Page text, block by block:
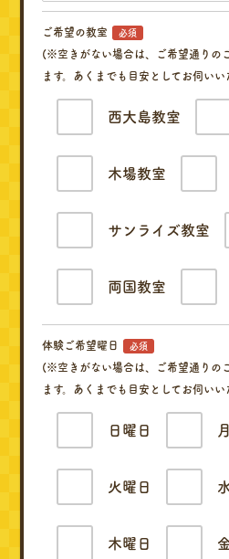
ご希望の教室 必須
(※空きがない場合は、ご希望通りの
ます。あくまでも目安としてお伺いい
西大島教室
木場教室
サンライズ教室
両国教室
体験ご希望曜日 必須
(※空きがない場合は、ご希望通りの
ます。あくまでも目安としてお伺いい
日曜日
火曜日
木曜日